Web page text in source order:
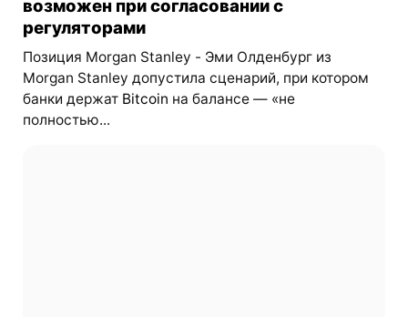
возможен при согласовании с
регуляторами
Позиция Morgan Stanley - Эми Олденбург из
Morgan Stanley допустила сценарий, при котором
банки держат Bitcoin на балансе — «не
полностью...